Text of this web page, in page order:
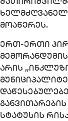
მოაწერეს.
ერთ-ერთი
არის
სტატუსის